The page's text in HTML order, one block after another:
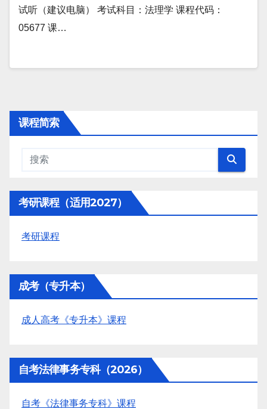
试听（建议电脑） 考试科目：法理学 课程代码：
05677 课…
课程简索
考研课程（适用2027）
考研课程
成考（专升本）
成人高考《专升本》课程
自考法律事务专科（2026）
自考《法律事务专科》课程